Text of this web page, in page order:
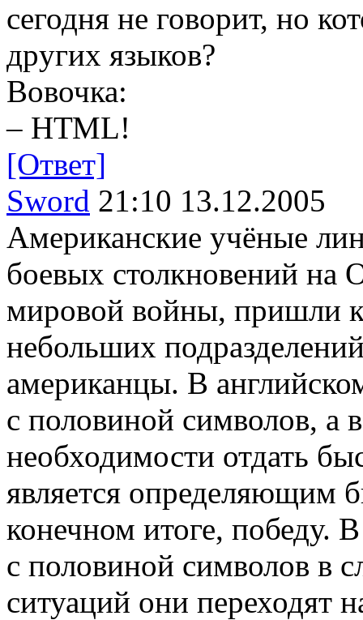
сегодня не говоpит, но
дpугих языков?
Вовочка:
– HТМL!
[Ответ]
Sword 21:10 13.12.2005
Американские учёные
боевых столкновений на
мировой войны, пришли к
небольших
американцы. В
с половиной символов, а
необходимости отдать
является определяющим
конечном итоге, победу.
с половиной символов в
ситуаций они переходят